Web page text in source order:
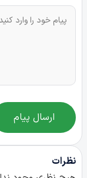
ارسال پیام
نظرات